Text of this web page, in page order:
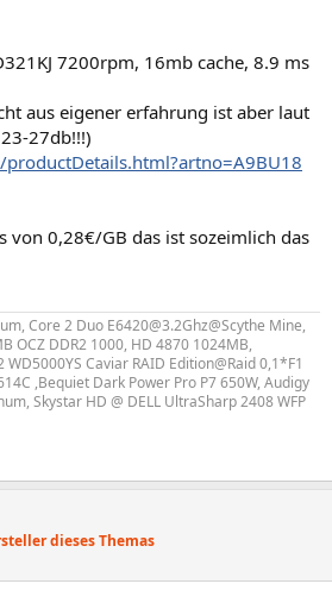
7200rpm, 16mb cache, 8.9 ms
aus eigener erfahrung ist aber laut
27db!!!)
von 0,28€/GB das ist sozeimlich das
Core 2 Duo E6420@3.2Ghz@Scythe Mine,
OCZ DDR2 1000, HD 4870 1024MB,
Caviar RAID Edition@Raid 0,1*F1
,Bequiet Dark Power Pro P7 650W, Audigy
Skystar HD @ DELL UltraSharp 2408 WFP
dieses Themas